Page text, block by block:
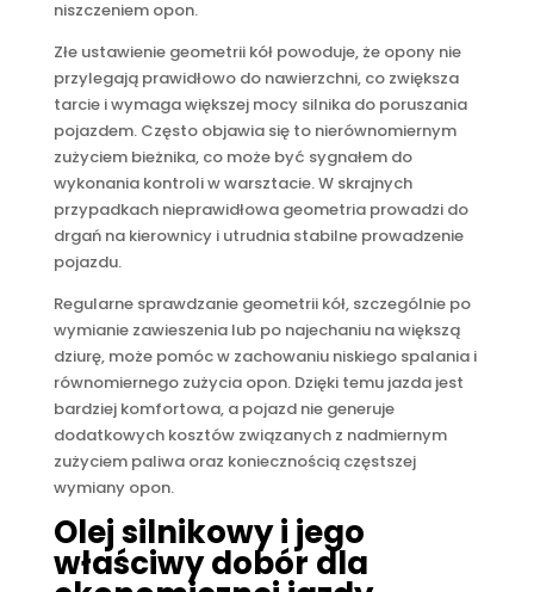
niszczeniem opon.
Złe ustawienie geometrii kół powoduje, że opony nie
przylegają prawidłowo do nawierzchni, co zwiększa
tarcie i wymaga większej mocy silnika do poruszania
pojazdem. Często objawia się to nierównomiernym
zużyciem bieżnika, co może być sygnałem do
wykonania kontroli w warsztacie. W skrajnych
przypadkach nieprawidłowa geometria prowadzi do
drgań na kierownicy i utrudnia stabilne prowadzenie
pojazdu.
Regularne sprawdzanie geometrii kół, szczególnie po
wymianie zawieszenia lub po najechaniu na większą
dziurę, może pomóc w zachowaniu niskiego spalania i
równomiernego zużycia opon. Dzięki temu jazda jest
bardziej komfortowa, a pojazd nie generuje
dodatkowych kosztów związanych z nadmiernym
zużyciem paliwa oraz koniecznością częstszej
wymiany opon.
Olej silnikowy i jego
właściwy dobór dla